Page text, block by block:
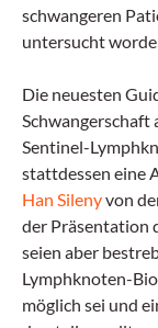
schwangeren
untersucht
Die neuesten
Schwangerschaft
Sentinel-
stattdessen eine
Han Silenyvon
der Präsentation
seien aber
Lymphknoten-
möglich sei und